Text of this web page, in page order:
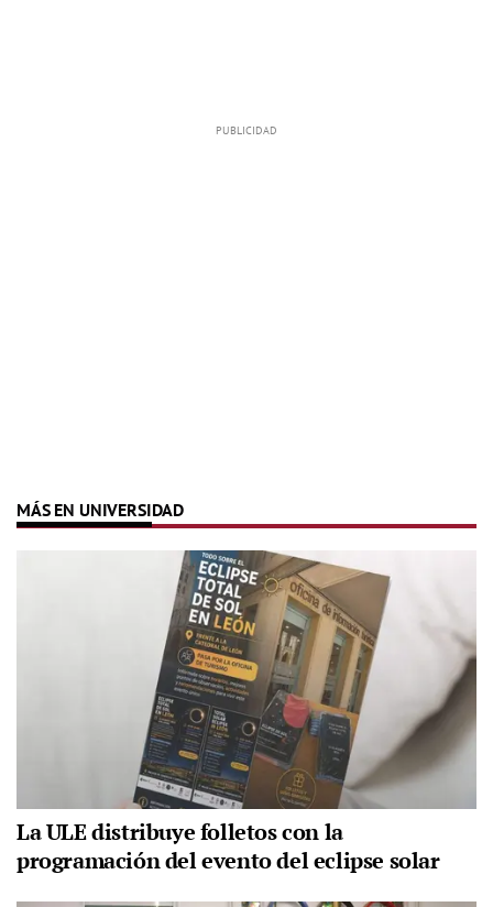
MÁS EN UNIVERSIDAD
La ULE distribuye folletos con la
programación del evento del eclipse solar